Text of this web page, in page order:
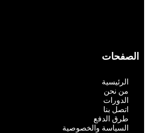
الصفحات
الرئيسية
من نحن
الدورات
اتصل بنا
طرق الدفع
السياسة والخصوصية